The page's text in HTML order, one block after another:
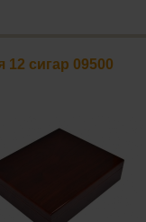
сигар 09500